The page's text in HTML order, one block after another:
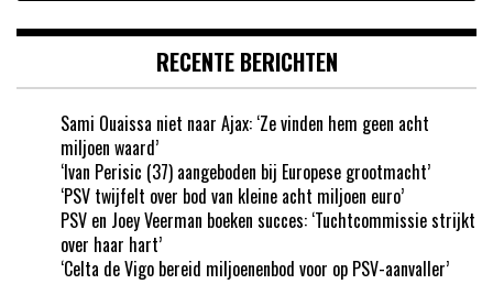
RECENTE BERICHTEN
Sami Ouaissa niet naar Ajax: ‘Ze vinden hem geen acht
miljoen waard’
‘Ivan Perisic (37) aangeboden bij Europese grootmacht’
‘PSV twijfelt over bod van kleine acht miljoen euro’
PSV en Joey Veerman boeken succes: ‘Tuchtcommissie strijkt
over haar hart’
‘Celta de Vigo bereid miljoenenbod voor op PSV-aanvaller’